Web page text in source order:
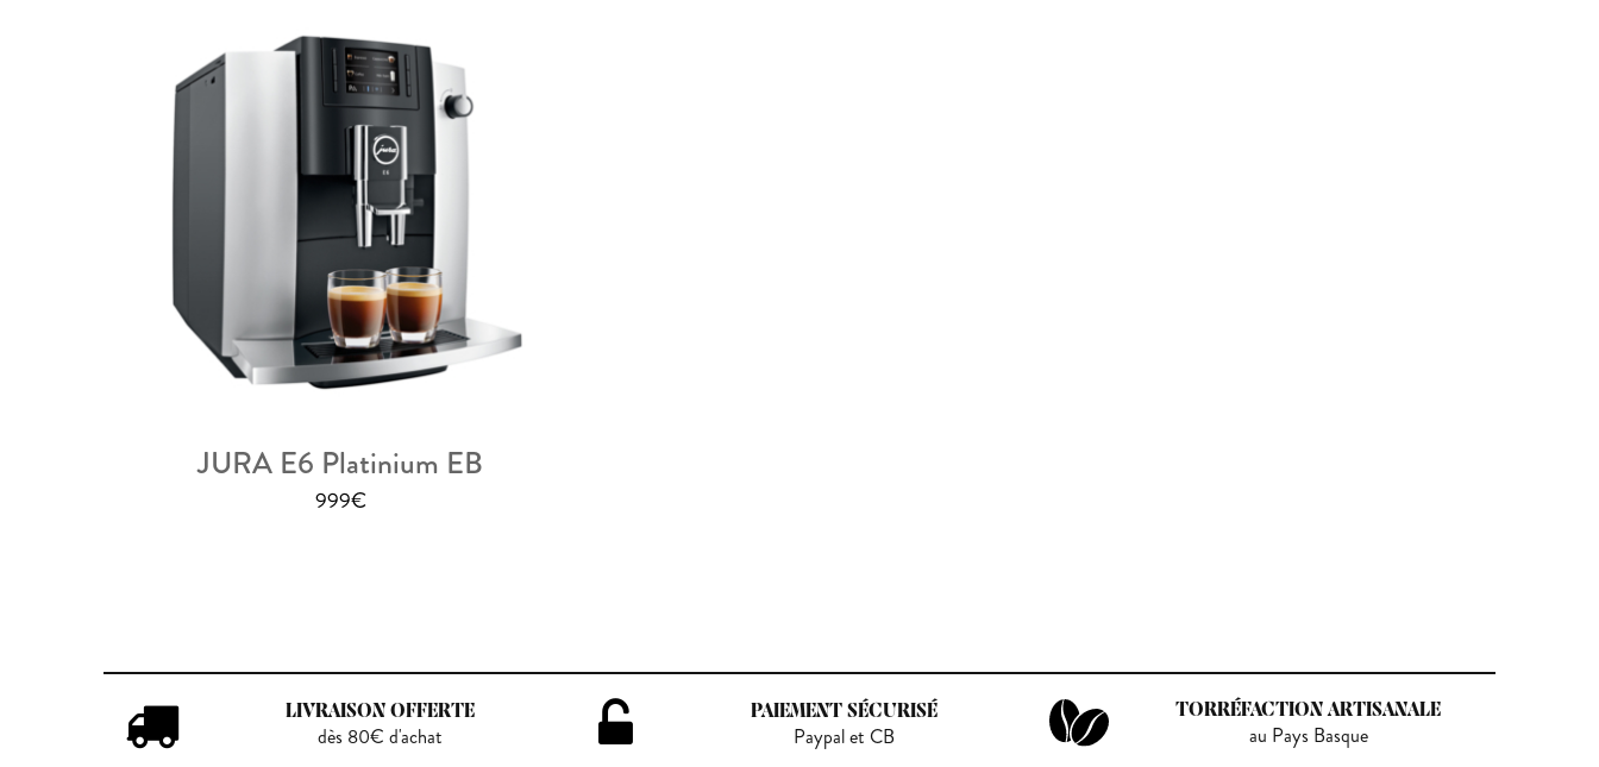
JURA E6 Platinium EB
999€
LIVRAISON OFFERTE
dès 80€ d'achat
PAIEMENT SÉCURISÉ
Paypal et CB
TORRÉFACTION ARTISANALE
au Pays Basque